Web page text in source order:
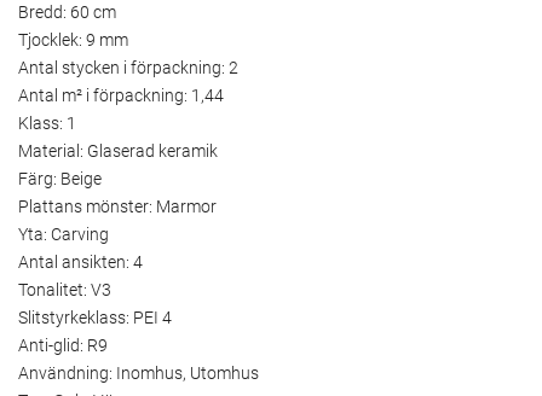
Bredd: 60 cm
Tjocklek: 9 mm
Antal stycken i förpackning: 2
Antal m² i förpackning: 1,44
Klass: 1
Material: Glaserad keramik
Färg: Beige
Plattans mönster: Marmor
Yta: Carving
Antal ansikten: 4
Tonalitet: V3
Slitstyrkeklass: PEI 4
Anti-glid: R9
Användning: Inomhus, Utomhus